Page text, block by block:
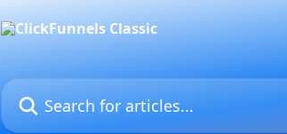
Search for articles...